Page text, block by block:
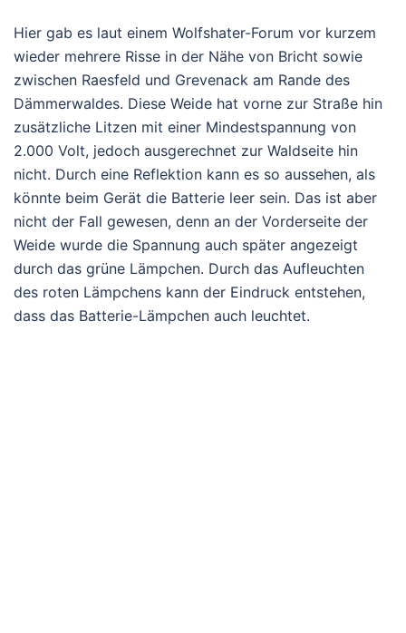
Hier gab es laut einem Wolfshater-Forum vor kurzem
wieder mehrere Risse in der Nähe von Bricht sowie
zwischen Raesfeld und Grevenack am Rande des
Dämmerwaldes. Diese Weide hat vorne zur Straße hin
zusätzliche Litzen mit einer Mindestspannung von
2.000 Volt, jedoch ausgerechnet zur Waldseite hin
nicht. Durch eine Reflektion kann es so aussehen, als
könnte beim Gerät die Batterie leer sein. Das ist aber
nicht der Fall gewesen, denn an der Vorderseite der
Weide wurde die Spannung auch später angezeigt
durch das grüne Lämpchen. Durch das Aufleuchten
des roten Lämpchens kann der Eindruck entstehen,
dass das Batterie-Lämpchen auch leuchtet.